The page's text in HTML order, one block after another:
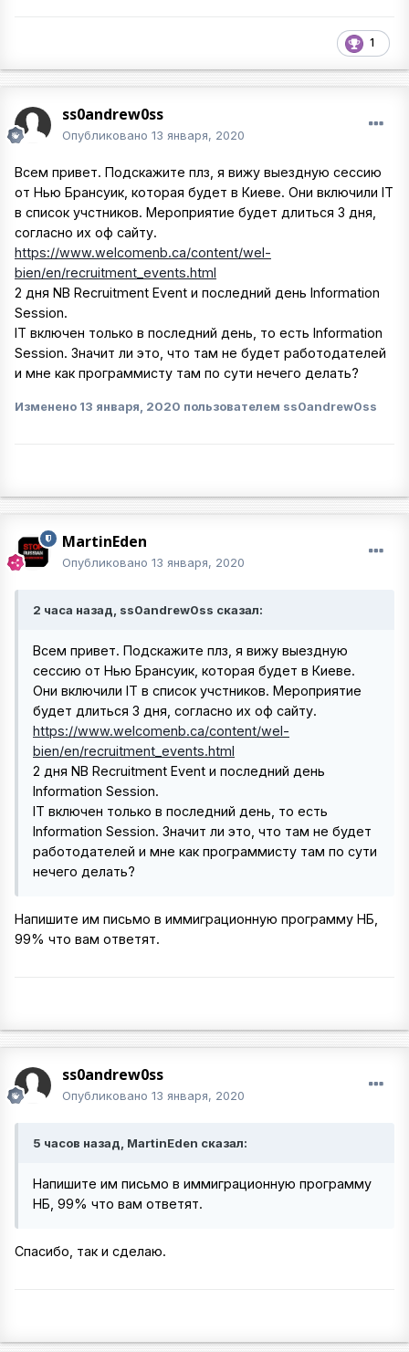
1
ss0andrew0ss
Опубликовано 13 января, 2020
Всем привет. Подскажите плз, я вижу выездную сессию
от Нью Брансуик, которая будет в Киеве. Они включили IT
в список учстников. Мероприятие будет длиться 3 дня,
согласно их оф сайту.
https://www.welcomenb.ca/content/wel-
bien/en/recruitment_events.html
2 дня NB Recruitment Event и последний день Information
Session.
IT включен только в последний день, то есть Information
Session. Значит ли это, что там не будет работодателей
и мне как программисту там по сути нечего делать?
Изменено 13 января, 2020 пользователем ss0andrew0ss
MartinEden
Опубликовано 13 января, 2020
2 часа назад, ss0andrew0ss сказал:
Всем привет. Подскажите плз, я вижу выездную
сессию от Нью Брансуик, которая будет в Киеве.
Они включили IT в список учстников. Мероприятие
будет длиться 3 дня, согласно их оф сайту.
https://www.welcomenb.ca/content/wel-
bien/en/recruitment_events.html
2 дня NB Recruitment Event и последний день
Information Session.
IT включен только в последний день, то есть
Information Session. Значит ли это, что там не будет
работодателей и мне как программисту там по сути
нечего делать?
Напишите им письмо в иммиграционную программу НБ,
99% что вам ответят.
ss0andrew0ss
Опубликовано 13 января, 2020
5 часов назад, MartinEden сказал:
Напишите им письмо в иммиграционную программу
НБ, 99% что вам ответят.
Спасибо, так и сделаю.